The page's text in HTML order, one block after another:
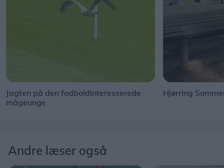
Jagten på den fodboldinteresserede
mågeunge
Hjørring
Andre læser også